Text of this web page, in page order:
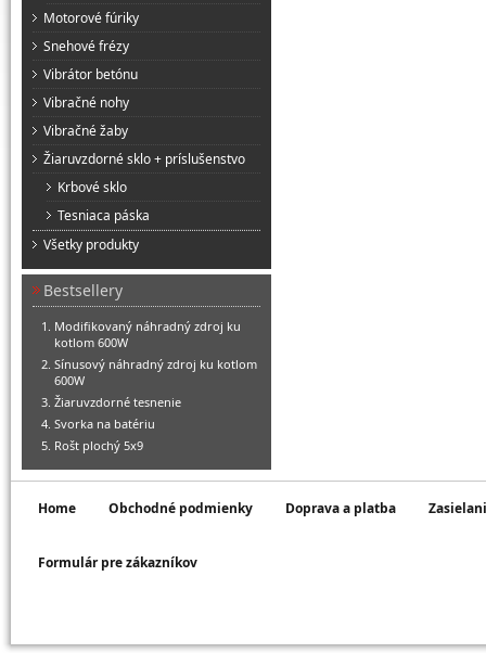
Motorové fúriky
Snehové frézy
Vibrátor betónu
Vibračné nohy
Vibračné žaby
Žiaruvzdorné sklo + príslušenstvo
Krbové sklo
Tesniaca páska
Všetky produkty
Bestsellery
Modifikovaný náhradný zdroj ku
kotlom 600W
Sínusový náhradný zdroj ku kotlom
600W
Žiaruvzdorné tesnenie
Svorka na batériu
Rošt plochý 5x9
Home Obchodné podmienky Doprava a platba
Formulár pre zákazníkov